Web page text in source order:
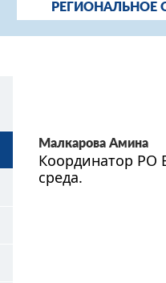
РЕГИОНАЛЬНОЕ
Малкарова Амина
Координатор РО
среда.